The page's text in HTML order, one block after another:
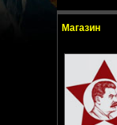
Магазин